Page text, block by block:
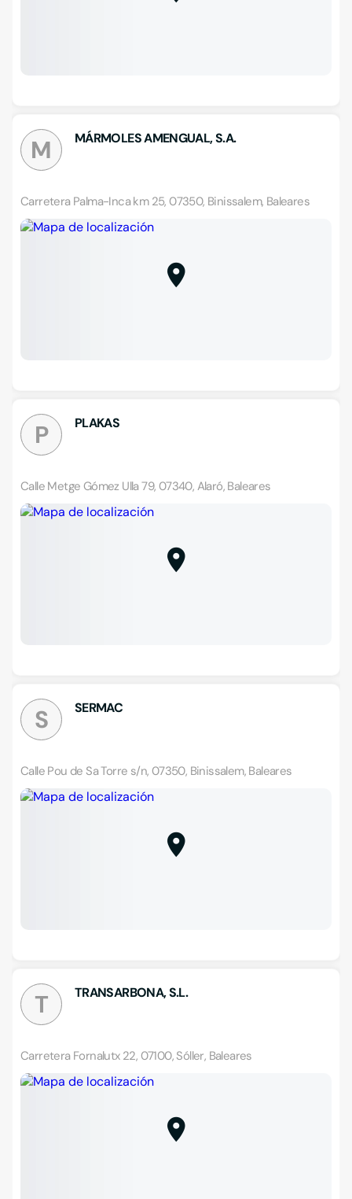
M MÁRMOLES AMENGUAL, S.A.
Carretera Palma-Inca km 25, 07350, Binissalem, Baleares
P PLAKAS
Calle Metge Gómez Ulla 79, 07340, Alaró, Baleares
S SERMAC
Calle Pou de Sa Torre s/n, 07350, Binissalem, Baleares
T TRANSARBONA, S.L.
Carretera Fornalutx 22, 07100, Sóller, Baleares